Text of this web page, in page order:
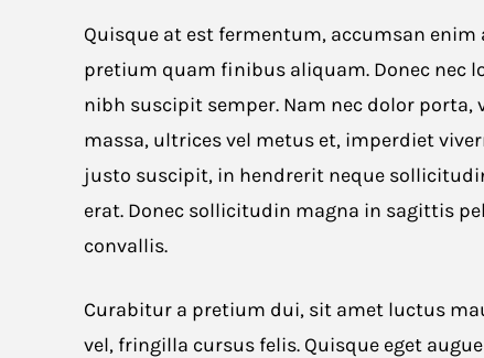
Quisque at est fermentum, accumsan
pretium quam finibus aliquam. Donec nec
nibh suscipit semper. Nam nec dolor
massa, ultrices vel metus et, imperdiet
justo suscipit, in hendrerit neque
erat. Donec sollicitudin magna in sagittis
convallis.
Curabitur a pretium dui, sit amet luctus
vel, fringilla cursus felis. Quisque eget